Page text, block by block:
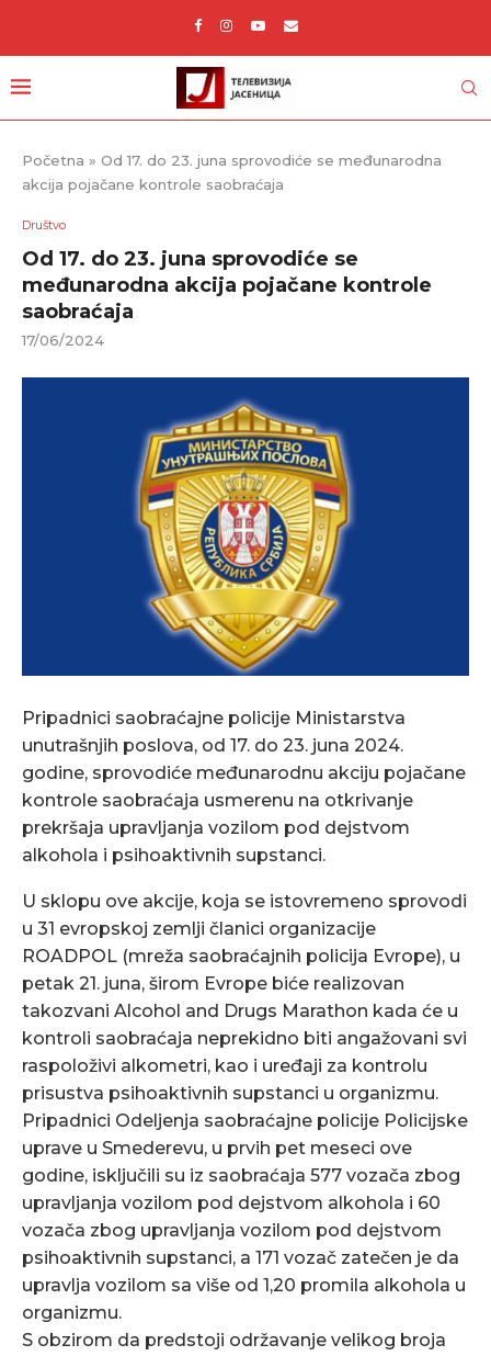
Početna » Od 17. do 23. juna sprovodiće se međunarodna
akcija pojačane kontrole saobraćaja
Društvo
Od 17. do 23. juna sprovodiće se
međunarodna akcija pojačane kontrole
saobraćaja
17/06/2024
Pripadnici saobraćajne policije Ministarstva
unutrašnjih poslova, od 17. do 23. juna 2024.
godine, sprovodiće međunarodnu akciju pojačane
kontrole saobraćaja usmerenu na otkrivanje
prekršaja upravljanja vozilom pod dejstvom
alkohola i psihoaktivnih supstanci.
U sklopu ove akcije, koja se istovremeno sprovodi
u 31 evropskoj zemlji članici organizacije
ROADPOL (mreža saobraćajnih policija Evrope), u
petak 21. juna, širom Evrope biće realizovan
takozvani Alcohol and Drugs Marathon kada će u
kontroli saobraćaja neprekidno biti angažovani svi
raspoloživi alkometri, kao i uređaji za kontrolu
prisustva psihoaktivnih supstanci u organizmu.
Pripadnici Odeljenja saobraćajne policije Policijske
uprave u Smederevu, u prvih pet meseci ove
godine, isključili su iz saobraćaja 577 vozača zbog
upravljanja vozilom pod dejstvom alkohola i 60
vozača zbog upravljanja vozilom pod dejstvom
psihoaktivnih supstanci, a 171 vozač zatečen je da
upravlja vozilom sa više od 1,20 promila alkohola u
organizmu.
S obzirom da predstoji održavanje velikog broja